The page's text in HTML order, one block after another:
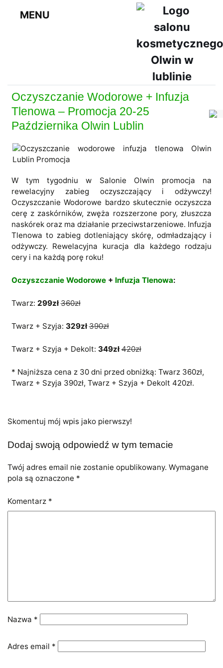
MENU
Oczyszczanie Wodorowe + Infuzja
Tlenowa – Promocja 20-25
Października Olwin Lublin
W tym tygodniu w Salonie Olwin promocja na
rewelacyjny zabieg oczyszczający i odżywczy!
Oczyszczanie Wodorowe bardzo skutecznie oczyszcza
cerę z zaskórników, zwęża rozszerzone pory, złuszcza
naskórek oraz ma działanie przeciwstarzeniowe. Infuzja
Tlenowa to zabieg dotleniający skórę, odmładzający i
odżywczy. Rewelacyjna kuracja dla każdego rodzaju
cery i na każdą porę roku!
Oczyszczanie Wodorowe+ Infuzja Tlenowa:
Twarz: 299zł 360zł
Twarz + Szyja: 329zł 390zł
Twarz + Szyja + Dekolt: 349zł 420zł
* Najniższa cena z 30 dni przed obniżką: Twarz 360zł,
Twarz + Szyja 390zł, Twarz + Szyja + Dekolt 420zł.
Skomentuj mój wpis jako pierwszy!
Dodaj swoją odpowiedź w tym temacie
Twój adres email nie zostanie opublikowany. Wymagane
pola są oznaczone *
Komentarz *
Nazwa *
Adres email *